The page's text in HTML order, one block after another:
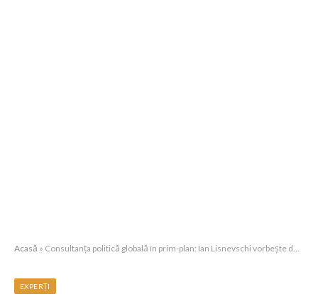
Acasă » Consultanța politică globală în prim-plan: Ian Lisnevschi vorbește despre viitorul colaborării internaționale
EXPERȚI